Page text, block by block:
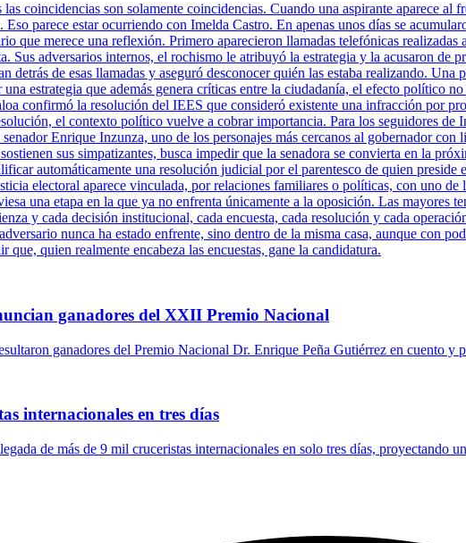
coincidencias son solamente coincidencias. Cuando una aspirante aparece
parece estar ocurriendo con Imelda Castro. En apenas unos días se
que merece una reflexión. Primero aparecieron llamadas telefónicas
Sus adversarios internos, el rochismo le atribuyó la estrategia y la acusaron
detrás de esas llamadas y aseguró desconocer quién las estaba realizando.
estrategia que además genera críticas entre la ciudadanía, el efecto político
confirmó la resolución del IEES que consideró existente una infracción por
el contexto político vuelve a cobrar importancia. Para los seguidores
Enrique Inzunza, uno de los personajes más cercanos al gobernador
sus simpatizantes, busca impedir que la senadora se convierta en la
automáticamente una resolución judicial por el parentesco de quien
electoral aparece vinculada, por relaciones familiares o políticas, con uno
una etapa en la que ya no enfrenta únicamente a la oposición. Las
y cada decisión institucional, cada encuesta, cada resolución y cada
nunca ha estado enfrente, sino dentro de la misma casa, aunque con
quien realmente encabeza las encuestas, gane la candidatura.
ganadores del XXII Premio Nacional
ganadores del Premio Nacional Dr. Enrique Peña Gutiérrez en cuento y
internacionales en tres días
de más de 9 mil cruceristas internacionales en solo tres días, proyectando